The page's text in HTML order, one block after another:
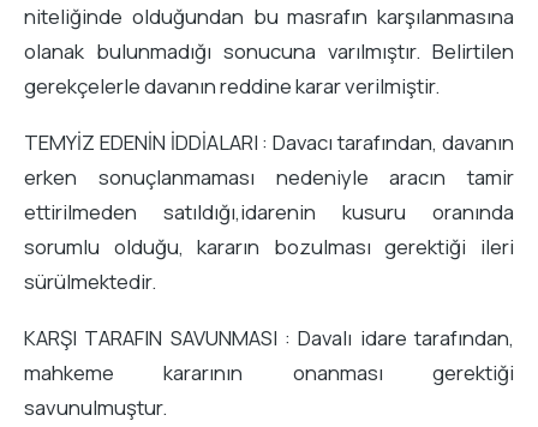
niteliğinde olduğundan bu masrafın karşılanmasına
olanak bulunmadığı sonucuna varılmıştır. Belirtilen
gerekçelerle davanın reddine karar verilmiştir.
TEMYİZ EDENİN İDDİALARI : Davacı tarafından, davanın
erken sonuçlanmaması nedeniyle aracın tamir
ettirilmeden satıldığı,idarenin kusuru oranında
sorumlu olduğu, kararın bozulması gerektiği ileri
sürülmektedir.
KARŞI TARAFIN SAVUNMASI : Davalı idare tarafından,
mahkeme kararının onanması gerektiği
savunulmuştur.